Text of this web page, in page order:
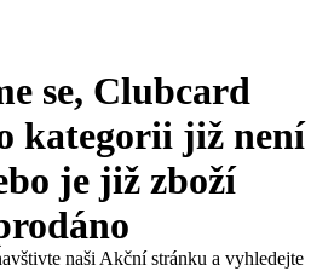
se, Clubcard
kategorii již není
je již zboží
naši Akční stránku a vyhledejte